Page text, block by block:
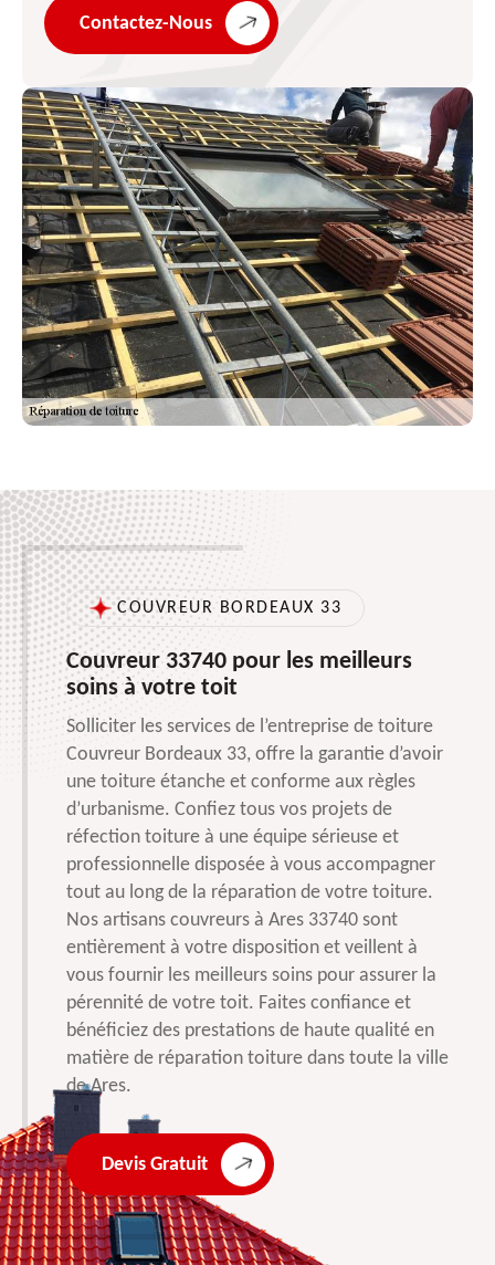
Contactez-Nous
COUVREUR BORDEAUX 33
Couvreur 33740 pour les meilleurs
soins à votre toit
Solliciter les services de l’entreprise de toiture
Couvreur Bordeaux 33, offre la garantie d’avoir
une toiture étanche et conforme aux règles
d’urbanisme. Confiez tous vos projets de
réfection toiture à une équipe sérieuse et
professionnelle disposée à vous accompagner
tout au long de la réparation de votre toiture.
Nos artisans couvreurs à Ares 33740 sont
entièrement à votre disposition et veillent à
vous fournir les meilleurs soins pour assurer la
pérennité de votre toit. Faites confiance et
bénéficiez des prestations de haute qualité en
matière de réparation toiture dans toute la ville
de Ares.
Devis Gratuit